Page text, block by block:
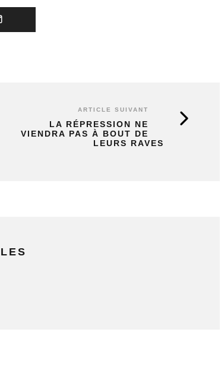
ARTICLE SUIVANT
LA RÉPRESSION NE
VIENDRA PAS À BOUT DE
LEURS RAVES